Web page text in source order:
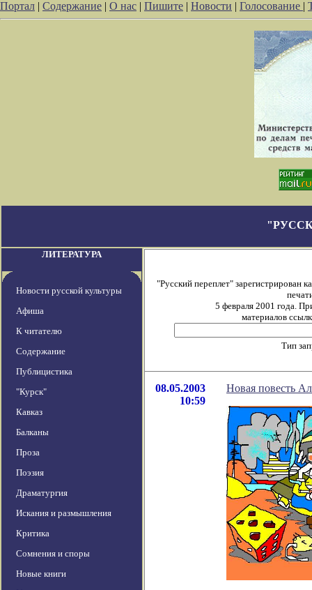
Портал | Содержание | О нас | Пишите | Новости | Голосование |
ЛИТЕРАТУРА
Новости русской культуры
Афиша
К читателю
Содержание
Публицистика
"Курск"
Кавказ
Балканы
Проза
Поэзия
Драматургия
Искания и размышления
Критика
Сомнения и споры
Новые книги
"Русский переплет" зарегистрирован
5 февраля 2001 года.
материалов
Тип
08.05.2003
10:59
Новая повесть